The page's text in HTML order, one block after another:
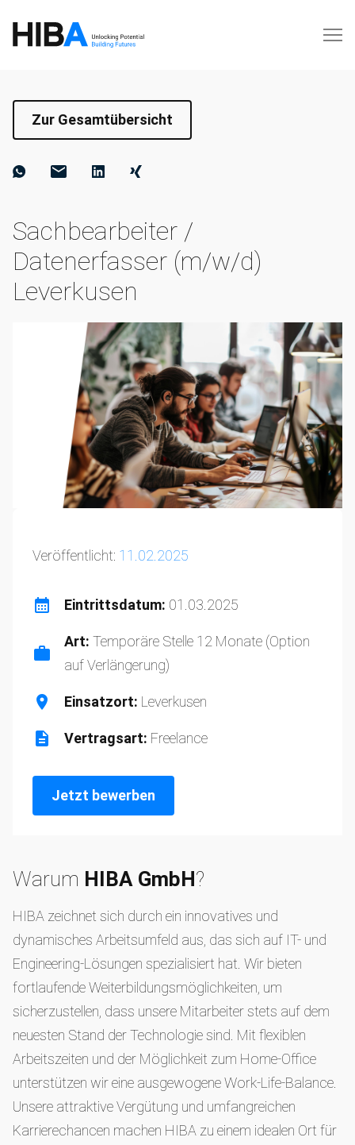
Zur Gesamtübersicht
Sachbearbeiter /
Datenerfasser (m/w/d)
Leverkusen
Veröffentlicht: 11.02.2025
Eintrittsdatum: 01.03.2025
Art: Temporäre Stelle 12 Monate (Option
auf Verlängerung)
Einsatzort: Leverkusen
Vertragsart: Freelance
Jetzt bewerben
Warum HIBA GmbH?
HIBA zeichnet sich durch ein innovatives und
dynamisches Arbeitsumfeld aus, das sich auf IT- und
Engineering-Lösungen spezialisiert hat. Wir bieten
fortlaufende Weiterbildungsmöglichkeiten, um
sicherzustellen, dass unsere Mitarbeiter stets auf dem
neuesten Stand der Technologie sind. Mit flexiblen
Arbeitszeiten und der Möglichkeit zum Home-Office
unterstützen wir eine ausgewogene Work-Life-Balance.
Unsere attraktive Vergütung und umfangreichen
Karrierechancen machen HIBA zu einem idealen Ort für